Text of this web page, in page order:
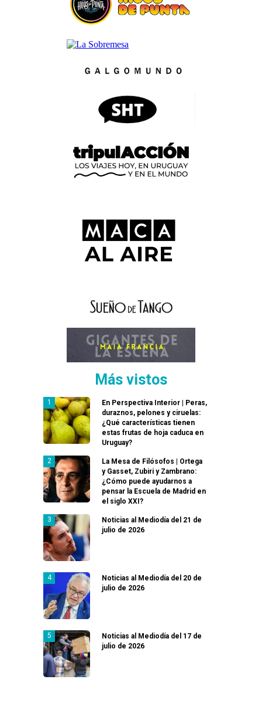
Más vistos
En Perspectiva Interior | Peras,
duraznos, pelones y ciruelas:
¿Qué características tienen
estas frutas de hoja caduca en
Uruguay?
La Mesa de Filósofos | Ortega
y Gasset, Zubiri y Zambrano:
¿Cómo puede ayudarnos a
pensar la Escuela de Madrid en
el siglo XXI?
Noticias al Mediodía del 21 de
julio de 2026
Noticias al Mediodía del 20 de
julio de 2026
Noticias al Mediodía del 17 de
julio de 2026